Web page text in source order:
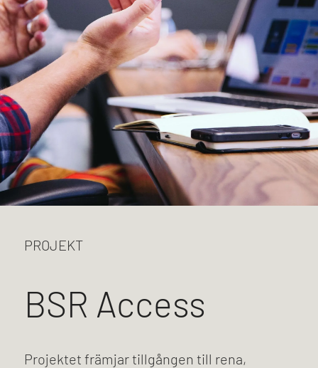
PROJEKT
BSR Access
Projektet främjar tillgången till rena,